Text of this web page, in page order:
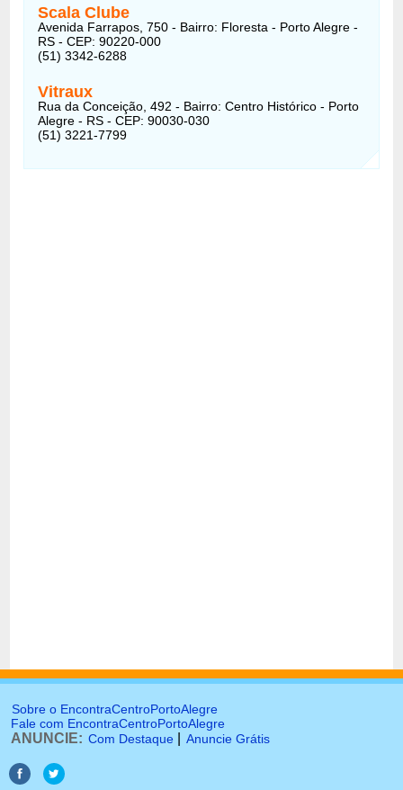
Scala Clube
Avenida Farrapos, 750 - Bairro: Floresta - Porto Alegre -
RS - CEP: 90220-000
(51) 3342-6288
Vitraux
Rua da Conceição, 492 - Bairro: Centro Histórico - Porto
Alegre - RS - CEP: 90030-030
(51) 3221-7799
Sobre o EncontraCentroPortoAlegre
Fale com EncontraCentroPortoAlegre
ANUNCIE: Com Destaque Anuncie Grátis